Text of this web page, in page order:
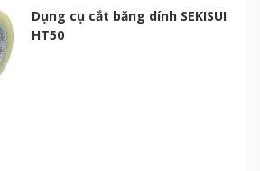
Dụng cụ cắt băng dính SEKISUI
HT50